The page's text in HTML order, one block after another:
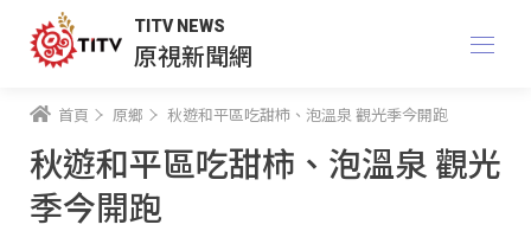
TITV NEWS
原視新聞網
首頁 原鄉 秋遊和平區吃甜柿、泡溫泉 觀光季今開跑
秋遊和平區吃甜柿、泡溫泉 觀光
季今開跑